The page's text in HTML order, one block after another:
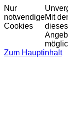
Nur
notwendige
Cookies
Mit
Zum Hauptinhalt